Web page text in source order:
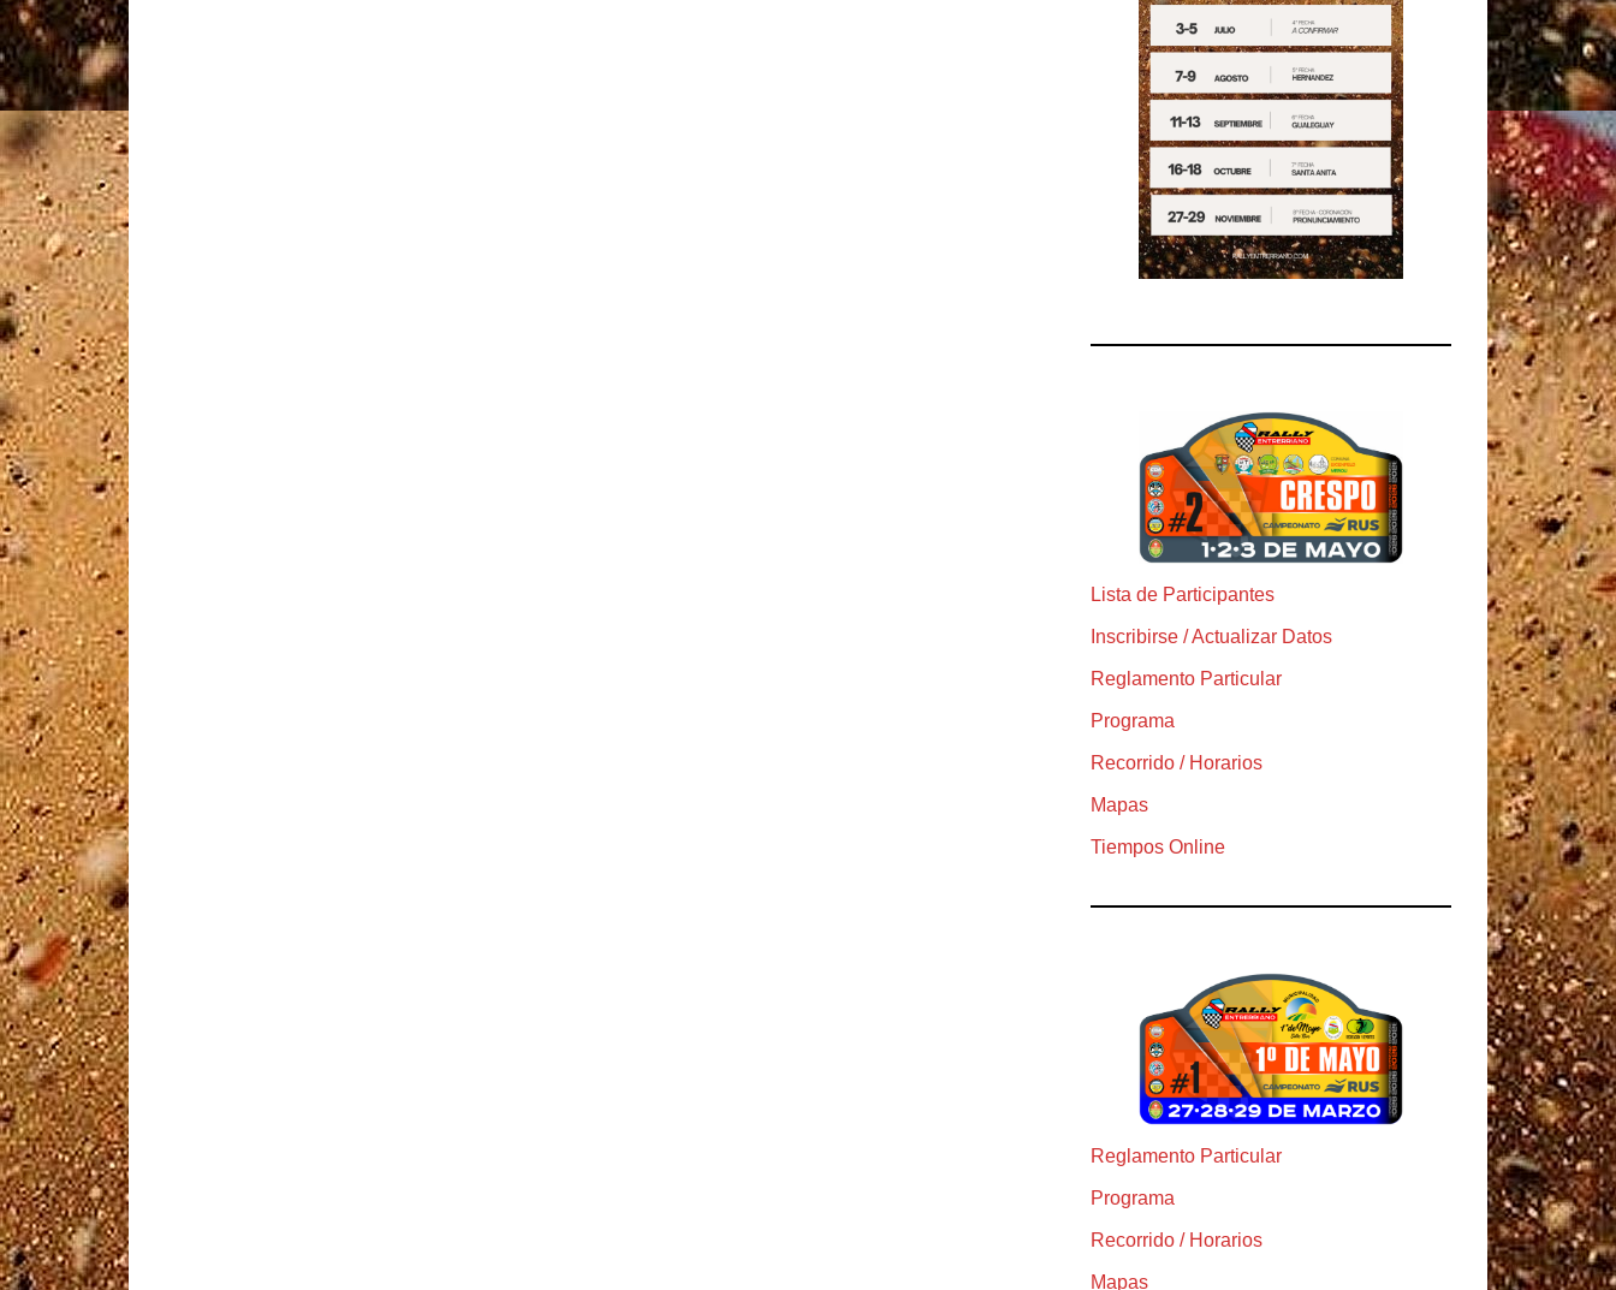
Lista de Participantes
Inscribirse / Actualizar Datos
Reglamento Particular
Programa
Recorrido / Horarios
Mapas
Tiempos Online
Reglamento Particular
Programa
Recorrido / Horarios
Mapas